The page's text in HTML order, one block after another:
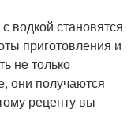
водкой становятся
приготовления и
не только
они получаются
рецепту вы